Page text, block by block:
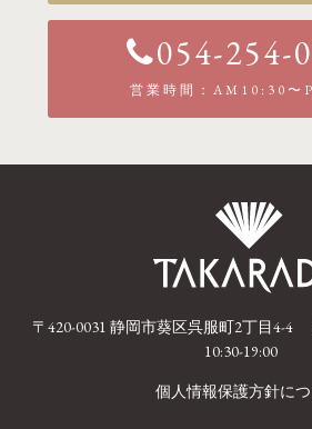
054-254-
営業時間：AM10:30〜
〒420-0031 静岡市葵区呉服町2丁目4-4
10:30-19:00
個人情報保護方針に